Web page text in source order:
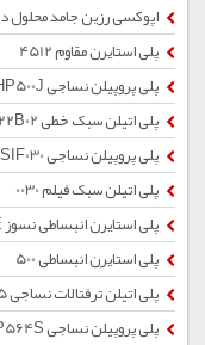
اپوکسی رزین جامد محلول
پلی استایرن مقاوم 4512
پلی پروپیلن نساجی HP500J
پلی اتیلن سبک خطی 22B02
پلی پروپیلن نساجی SIF030
پلی اتیلن سبک فیلم 0030
پلی استایرن انبساطی نسوز FINE
پلی استایرن انبساطی 500
پلی اتیلن ترفتالات نساجی Super Bright TG645
پلی پروپیلن نساجی HP564S